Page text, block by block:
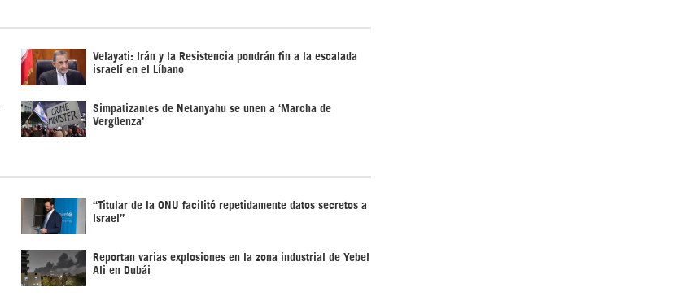
Velayati: Irán y la Resistencia pondrán fin a la escalada
israelí en el Líbano
Simpatizantes de Netanyahu se unen a ‘Marcha de
Vergüenza’
“Titular de la ONU facilitó repetidamente datos secretos a
Israel”
Reportan varias explosiones en la zona industrial de Yebel
Ali en Dubái